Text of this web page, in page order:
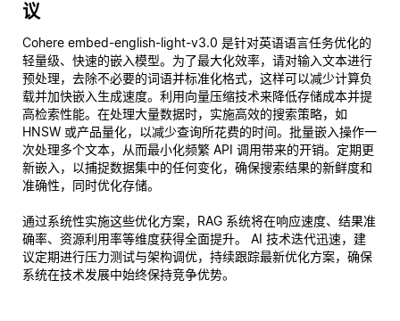
议
Cohere embed-english-light-v3.0 是针对英语语言任务优化的
轻量级、快速的嵌入模型。为了最大化效率，请对输入文本进行
预处理，去除不必要的词语并标准化格式，这样可以减少计算负
载并加快嵌入生成速度。利用向量压缩技术来降低存储成本并提
高检索性能。在处理大量数据时，实施高效的搜索策略，如
HNSW 或产品量化，以减少查询所花费的时间。批量嵌入操作一
次处理多个文本，从而最小化频繁 API 调用带来的开销。定期更
新嵌入，以捕捉数据集中的任何变化，确保搜索结果的新鲜度和
准确性，同时优化存储。
通过系统性实施这些优化方案，RAG 系统将在响应速度、结果准
确率、资源利用率等维度获得全面提升。 AI 技术迭代迅速，建
议定期进行压力测试与架构调优，持续跟踪最新优化方案，确保
系统在技术发展中始终保持竞争优势。